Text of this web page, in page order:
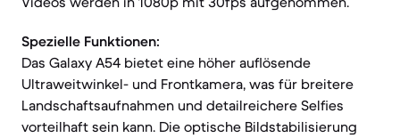
Spezielle Funktionen:
Das Galaxy A54 bietet eine höher auflösende
Ultraweitwinkel- und Frontkamera, was für breitere
Landschaftsaufnahmen und detailreichere Selfies
vorteilhaft sein kann. Die optische Bildstabilisierung